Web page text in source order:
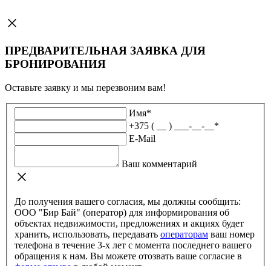
ПРЕДВАРИТЕЛЬНАЯ ЗАЯВКА ДЛЯ
БРОНИРОВАНИЯ
Оставьте заявку и мы перезвоним вам!
Имя*
+375 ( __ ) ___-__-__ *
E-Mail
Ваш комментарий
До получения вашего согласия, мы должны сообщить:
ООО "Бир Бай" (оператор) для информирования об
объектах недвижимости, предложениях и акциях будет
хранить, использовать, передавать операторам
телефона в течение 3-х лет с момента последнего вашего
обращения к нам. Вы можете отозвать ваше согласие в